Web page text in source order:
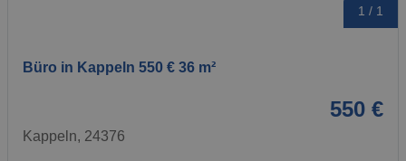
1 / 1
Büro in Kappeln 550 € 36 m²
550 €
Kappeln, 24376